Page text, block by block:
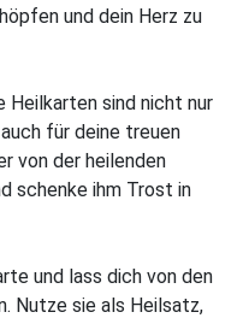
und dein Herz zu
Heilkarten sind nicht nur
für deine treuen
von der heilenden
schenke ihm Trost in
und lass dich von den
Nutze sie als Heilsatz,